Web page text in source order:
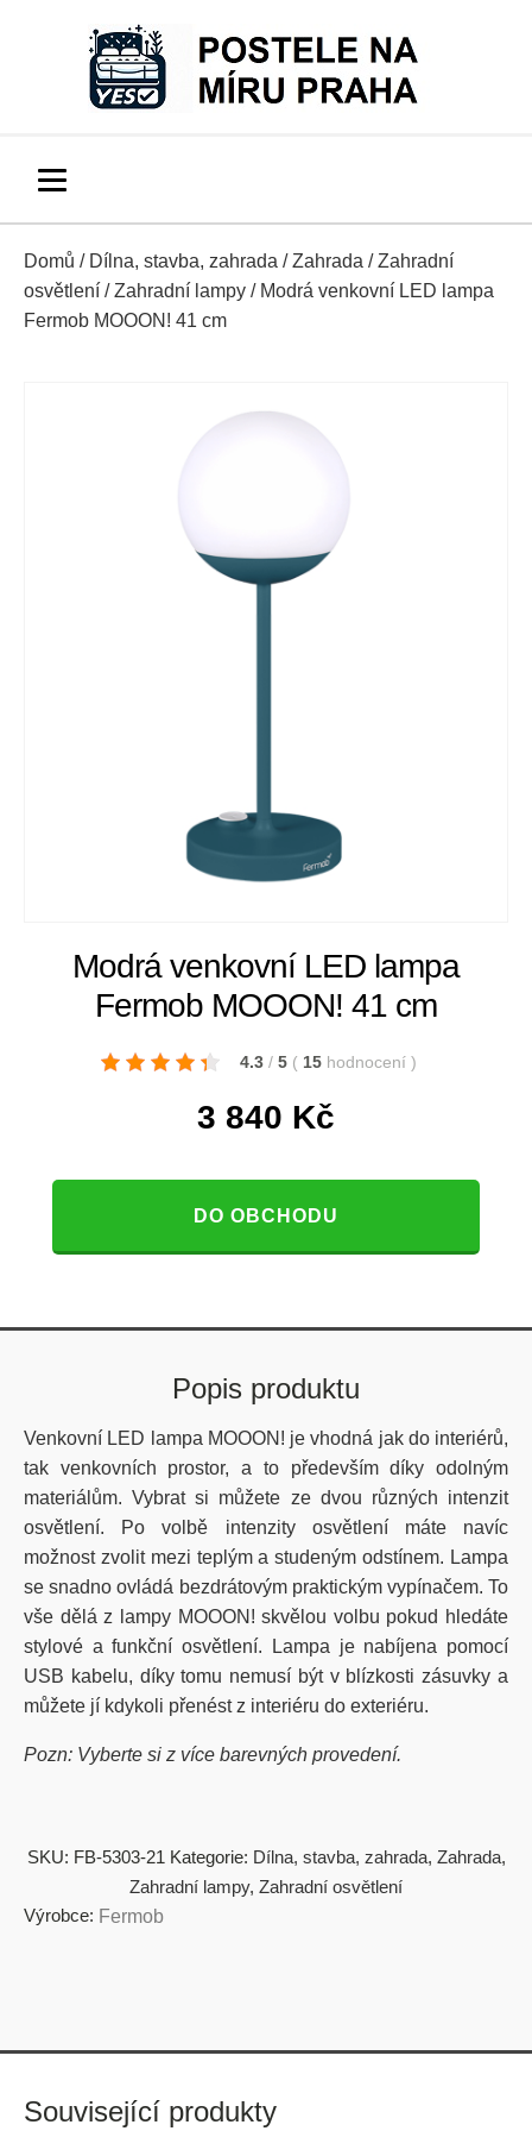
Domů / Dílna, stavba, zahrada /Zahrada /Zahradní
osvětlení /Zahradní lampy / Modrá venkovní LED lampa
Fermob MOOON! 41 cm
Modrá venkovní LED lampa
Fermob MOOON! 41 cm
4.3 / 5 ( 15 hodnocení )
3 840 Kč
DO OBCHODU
Popis produktu
Venkovní LED lampa MOOON! je vhodná jak do interiérů,
tak venkovních prostor, a to především díky odolným
materiálům. Vybrat si můžete ze dvou různých intenzit
osvětlení. Po volbě intenzity osvětlení máte navíc
možnost zvolit mezi teplým a studeným odstínem. Lampa
se snadno ovládá bezdrátovým praktickým vypínačem. To
vše dělá z lampy MOOON! skvělou volbu pokud hledáte
stylové a funkční osvětlení. Lampa je nabíjena pomocí
USB kabelu, díky tomu nemusí být v blízkosti zásuvky a
můžete jí kdykoli přenést z interiéru do exteriéru.
Pozn: Vyberte si z více barevných provedení.
SKU: FB-5303-21 Kategorie: Dílna, stavba, zahrada, Zahrada,
Zahradní lampy, Zahradní osvětlení
Výrobce: Fermob
Související produkty